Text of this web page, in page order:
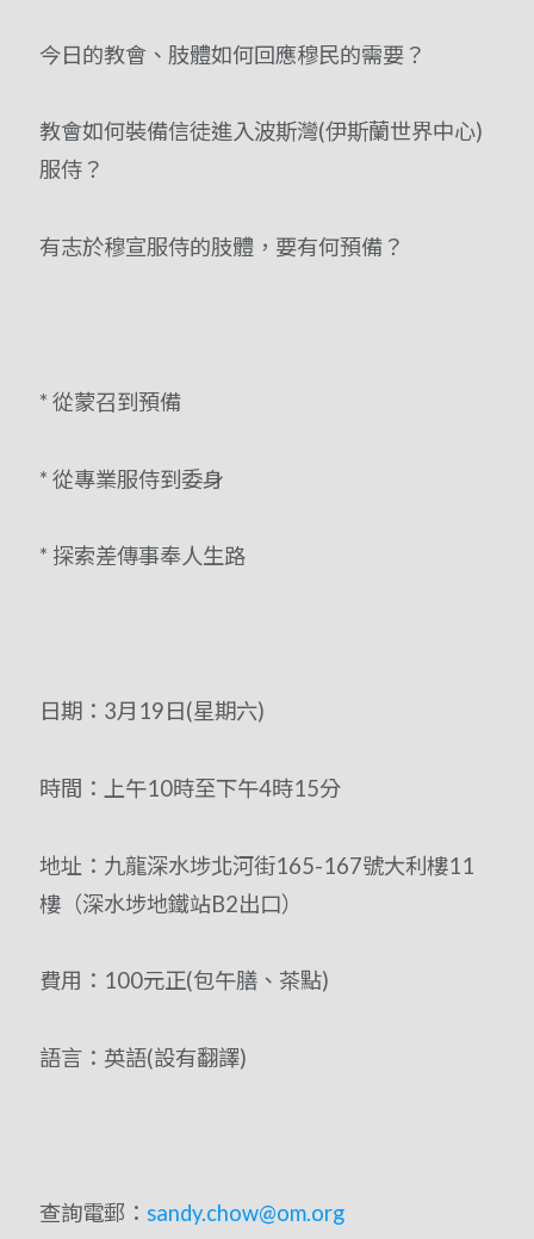
今日的教會、肢體如何回應穆民的需要？
教會如何裝備信徒進入波斯灣(伊斯蘭世界中心)
服侍？
有志於穆宣服侍的肢體，要有何預備？
* 從蒙召到預備
* 從專業服侍到委身
* 探索差傳事奉人生路
日期：3月19日(星期六)
時間：上午10時至下午4時15分
地址：九龍深水埗北河街165-167號大利樓11
樓（深水埗地鐵站B2出口）
費用：100元正(包午膳、茶點)
語言：英語(設有翻譯)
查詢電郵： sandy.chow@om.org